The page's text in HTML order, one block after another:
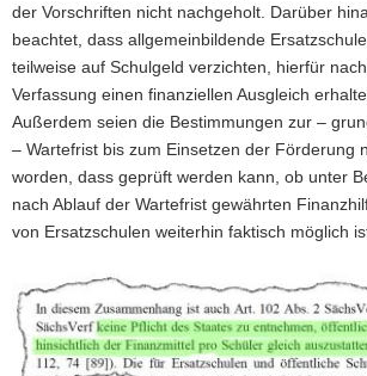
der Vorschriften nicht nachgeholt. Darüber
beachtet, dass allgemeinbildende
teilweise auf Schulgeld verzichten, hierfür
Verfassung einen finanziellen Ausgleich
Außerdem seien die Bestimmungen zur –
– Wartefrist bis zum Einsetzen der Förderung
worden, dass geprüft werden kann, ob unter
nach Ablauf der Wartefrist gewährten
von Ersatzschulen weiterhin faktisch möglich